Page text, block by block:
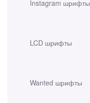
Instagram шрифты
LCD шрифты
Wanted шрифты